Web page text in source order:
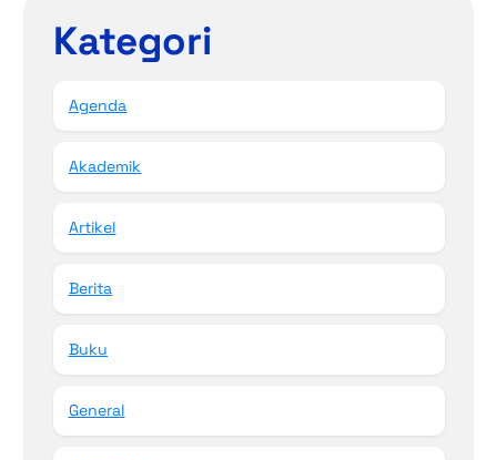
Kategori
Agenda
Akademik
Artikel
Berita
Buku
General